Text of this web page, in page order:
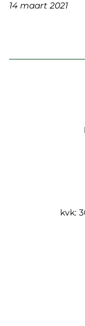
14 maart 2021
kvk: